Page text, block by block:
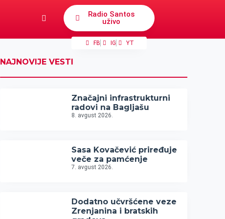
Radio Santos
uživo
FB IG YT
NAJNOVIJE VESTI
Značajni infrastrukturni
radovi na Bagljašu
8. avgust 2026.
Sasa Kovačević priređuje
veče za pamćenje
7. avgust 2026.
Dodatno učvršćene veze
Zrenjanina i bratskih